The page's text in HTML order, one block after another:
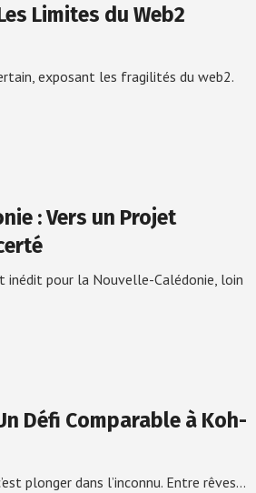
Limites du Web2
exposant les fragilités du web2.
: Vers un Projet
inédit pour la Nouvelle-Calédonie, loin
Défi Comparable à Koh-
plonger dans l’inconnu. Entre rêves…